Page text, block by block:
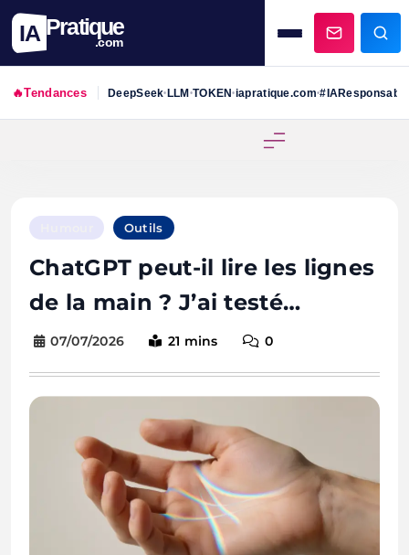
IA Pratique
.com
🔥Tendances DeepSeek•LLM•TOKEN•iapratique.com•#IAResponsable
Outils
ChatGPT peut-il lire les lignes
de la main ? J’ai testé…
07/07/2026 21 mins 0